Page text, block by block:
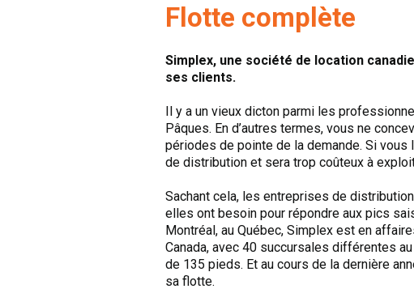
Flotte complète
Simplex, une société de location
ses clients.
Il y a un vieux dicton parmi les
Pâques. En d’autres termes, vous ne
périodes de pointe de la demande. Si vous
de distribution et sera trop coûteux à
Sachant cela, les entreprises de
elles ont besoin pour répondre aux pics
Montréal, au Québec, Simplex est en
Canada, avec 40 succursales différentes
de 135 pieds. Et au cours de la dernière
sa flotte.